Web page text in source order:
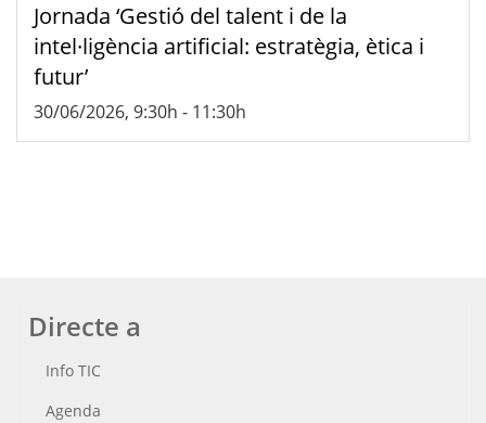
Jornada ‘Gestió del talent i de la
intel·ligència artificial: estratègia, ètica i
futur’
30/06/2026, 9:30h - 11:30h
Directe a
Info TIC
Agenda